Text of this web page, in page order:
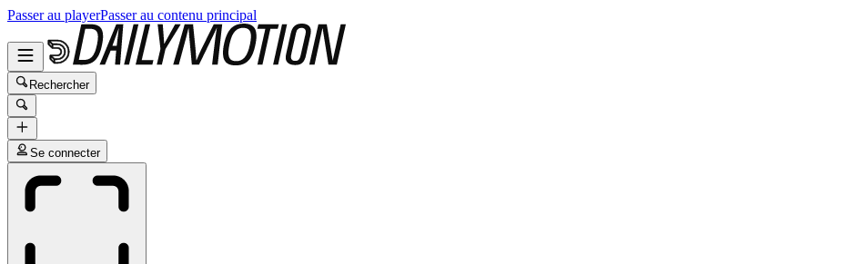
Passer au playerPasser au contenu principal
Rechercher
Se connecter